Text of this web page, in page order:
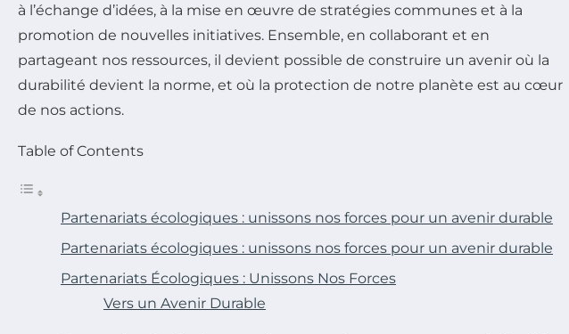
à l’échange d’idées, à la mise en œuvre de stratégies communes et à la
promotion de nouvelles initiatives. Ensemble, en collaborant et en
partageant nos ressources, il devient possible de construire un avenir où la
durabilité devient la norme, et où la protection de notre planète est au cœur
de nos actions.
Table of Contents
Partenariats écologiques : unissons nos forces pour un avenir durable
Partenariats écologiques : unissons nos forces pour un avenir durable
Partenariats Écologiques : Unissons Nos Forces
Vers un Avenir Durable